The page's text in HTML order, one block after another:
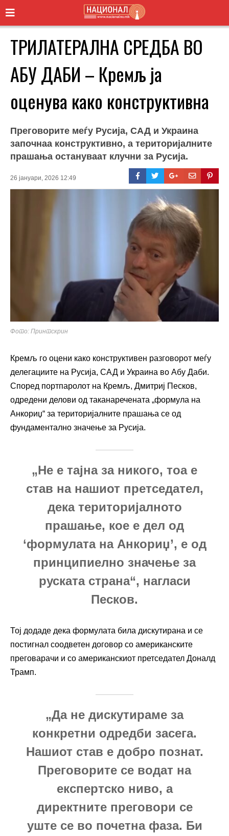
ТРИЛАТЕРАЛНА СРЕДБА ВО
АБУ ДАБИ – Кремљ ја
оценува како конструктивна
Преговорите меѓу Русија, САД и Украина
започнаа конструктивно, а територијалните
прашања остануваат клучни за Русија.
26 јануари, 2026 12:49
Фото: Принтскрин
Кремљ го оцени како конструктивен разговорот меѓу
делегациите на Русија, САД и Украина во Абу Даби.
Според портпаролот на Кремљ, Дмитриј Песков,
одредени делови од таканаречената „формула на
Анкориџ“ за територијалните прашања се од
фундаментално значење за Русија.
„Не е тајна за никого, тоа е
став на нашиот претседател,
дека територијалното
прашање, кое е дел од
‘формулата на Анкориџ’, е од
принципиелно значење за
руската страна“, нагласи
Песков.
Тој додаде дека формулата била дискутирана и се
постигнал соодветен договор со американските
преговарачи и со американскиот претседател Доналд
Трамп.
„Да не дискутираме за
конкретни одредби засега.
Нашиот став е добро познат.
Преговорите се водат на
експертско ниво, а
директните преговори се
уште се во почетна фаза. Би